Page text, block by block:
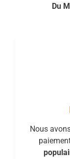
Du
Nous